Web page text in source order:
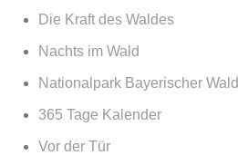
Die Kraft des Waldes
Nachts im Wald
Nationalpark Bayerischer Wald
365 Tage Kalender
Vor der Tür